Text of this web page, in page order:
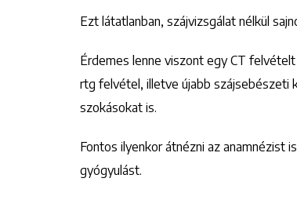
Ezt látatlanban, szájvizsgálat nélkül
Érdemes lenne viszont egy CT
rtg felvétel, illetve újabb szájsebészeti
szokásokat is.
Fontos ilyenkor átnézni az
gyógyulást.